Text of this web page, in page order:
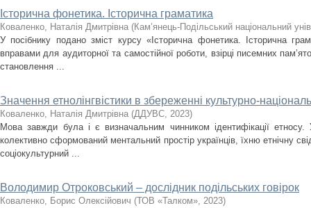
Історична фонетика. Історична граматика
Коваленко, Наталія Дмитрівна (Кам’янець-Подільський національний
У посібнику подано зміст курсу «Історична фонетика. Історична
вправами для аудиторної та самостійної роботи, взірці писемних
становлення ...
Значення етнолінгвістики в збереженні культурно-
Коваленко, Наталія Дмитрівна (ДДУВС, 2023)
Мова завжди була і є визначальним чинником ідентифікації
колективно сформований ментальний простір українців, їхню етнічну
соціокультурний ...
Володимир Отроковський – дослідник подільських говірок
Коваленко, Борис Олексійович (ТОВ «Талком», 2023)